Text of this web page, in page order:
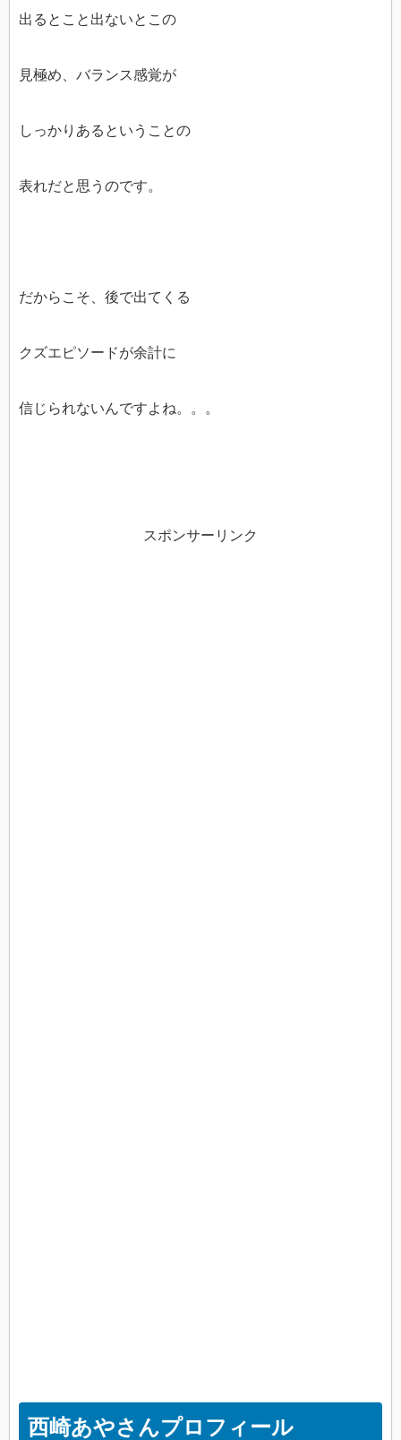
出るとこと出ないとこの
見極め、バランス感覚が
しっかりあるということの
表れだと思うのです。
だからこそ、後で出てくる
クズエピソードが余計に
信じられないんですよね。。。
スポンサーリンク
西崎あやさんプロフィール